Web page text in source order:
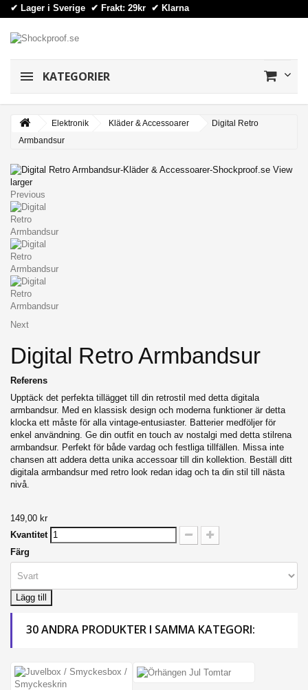
✔ Lager i Sverige ✔ Frakt: 29kr ✔ Klarna
KATEGORIER
Elektronik Kläder & Accessoarer
Digital Retro
Armbandsur
View
larger
Previous
Next
Digital Retro Armbandsur
Referens
Upptäck det perfekta tillägget till din retrostil med detta digitala
armbandsur. Med en klassisk design och moderna funktioner är detta
klocka ett måste för alla vintage-entusiaster. Batterier medföljer för
enkel användning. Ge din outfit en touch av nostalgi med detta stilrena
armbandsur. Perfekt för både vardag och festliga tillfällen. Missa inte
chansen att addera detta unika accessoar till din kollektion. Beställ ditt
digitala armbandsur med retro look redan idag och ta din stil till nästa
nivå.
149,00 kr
Kvantitet
Färg
Lägg till
30 ANDRA PRODUKTER I SAMMA KATEGORI: